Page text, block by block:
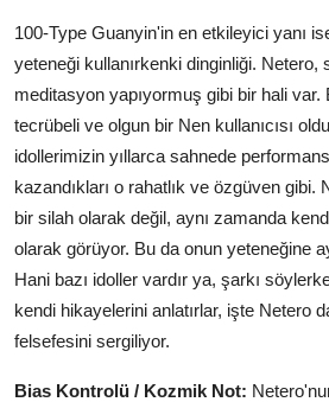
100-Type Guanyin'in en etkileyici yanı
yeteneği kullanırkenki dinginliği. Netero,
meditasyon yapıyormuş gibi bir hali var.
tecrübeli ve olgun bir Nen kullanıcısı
idollerimizin yıllarca sahnede
kazandıkları o rahatlık ve özgüven
bir silah olarak değil, aynı zamanda
olarak görüyor. Bu da onun yeteneğine
Hani bazı idoller vardır ya, şarkı
kendi hikayelerini anlatırlar, işte Netero
felsefesini sergiliyor.
Bias Kontrolü / Kozmik Not: